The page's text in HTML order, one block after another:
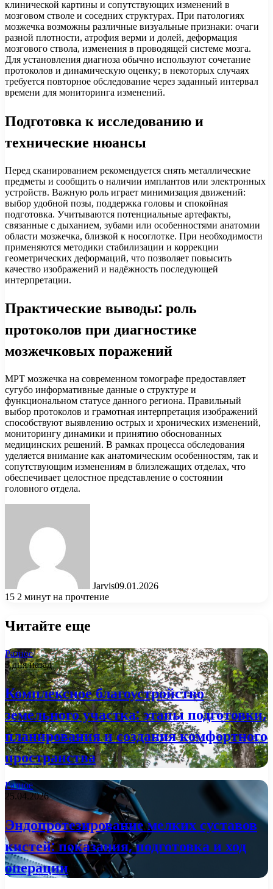
клинической картины и сопутствующих изменений в
мозговом стволе и соседних структурах. При патологиях
мозжечка возможны различные визуальные признаки: очаги
разной плотности, атрофия верми и долей, деформация
мозгового ствола, изменения в проводящей системе мозга.
Для установления диагноза обычно используют сочетание
протоколов и динамическую оценку; в некоторых случаях
требуется повторное обследование через заданный интервал
времени для мониторинга изменений.
Подготовка к исследованию и
технические нюансы
Перед сканированием рекомендуется снять металлические
предметы и сообщить о наличии имплантов или электронных
устройств. Важную роль играет минимизация движений:
выбор удобной позы, поддержка головы и спокойная
подготовка. Учитываются потенциальные артефакты,
связанные с дыханием, зубами или особенностями анатомии
области мозжечка, близкой к носоглотке. При необходимости
применяются методики стабилизации и коррекции
геометрических деформаций, что позволяет повысить
качество изображений и надёжность последующей
интерпретации.
Практические выводы: роль
протоколов при диагностике
мозжечковых поражений
МРТ мозжечка на современном томографе предоставляет
сугубо информативные данные о структуре и
функциональном статусе данного региона. Правильный
выбор протоколов и грамотная интерпретация изображений
способствуют выявлению острых и хронических изменений,
мониторингу динамики и принятию обоснованных
медицинских решений. В рамках процесса обследования
уделяется внимание как анатомическим особенностям, так и
сопутствующим изменениям в близлежащих отделах, что
обеспечивает целостное представление о состоянии
головного отдела.
Jarvis09.01.2026
15 2 минут на прочтение
Читайте еще
Разное
3 дня назад
Комплексное благоустройство
земельного участка: этапы подготовки,
планирования и создания комфортного
пространства
Разное
25.04.2026
Эндопротезирование мелких суставов
кистей: показания, подготовка и ход
операции